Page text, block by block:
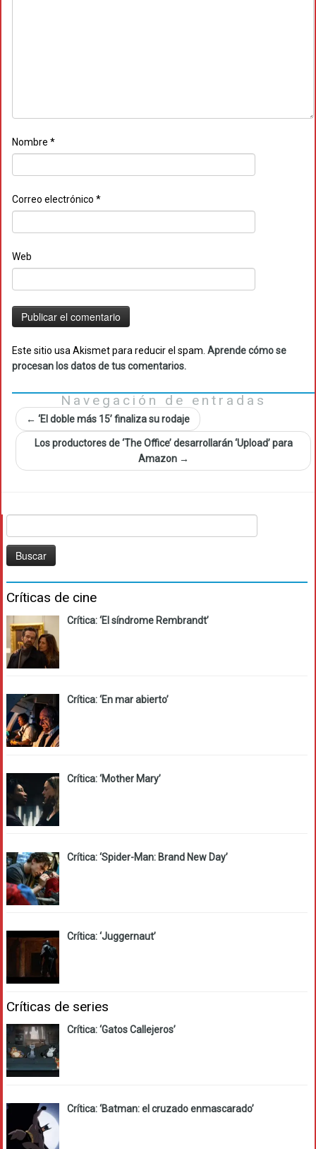
Nombre *
Correo electrónico *
Web
Este sitio usa Akismet para reducir el spam. Aprende cómo se
procesan los datos de tus comentarios.
Navegación de entradas
← ‘El doble más 15’ finaliza su rodaje
Los productores de ‘The Office’ desarrollarán ‘Upload’ para
Amazon →
Críticas de cine
Crítica: ‘El síndrome Rembrandt’
Crítica: ‘En mar abierto’
Crítica: ‘Mother Mary’
Crítica: ‘Spider-Man: Brand New Day’
Crítica: ‘Juggernaut’
Críticas de series
Crítica: ‘Gatos Callejeros’
Crítica: ‘Batman: el cruzado enmascarado’